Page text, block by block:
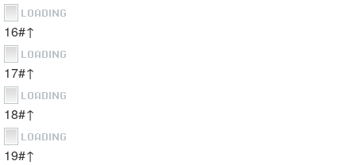
16#↑
17#↑
18#↑
19#↑